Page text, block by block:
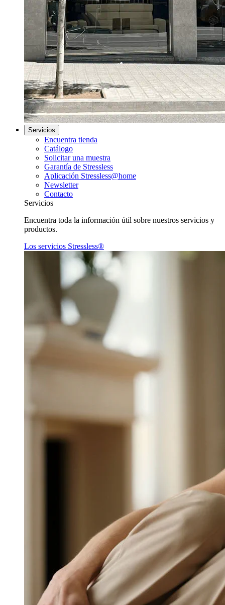
Servicios
Encuentra tienda
Catálogo
Solicitar una muestra
Garantía de Stressless
Aplicación Stressless@home
Newsletter
Contacto
Servicios
Encuentra toda la información útil sobre nuestros servicios y
productos.
Los servicios Stressless®